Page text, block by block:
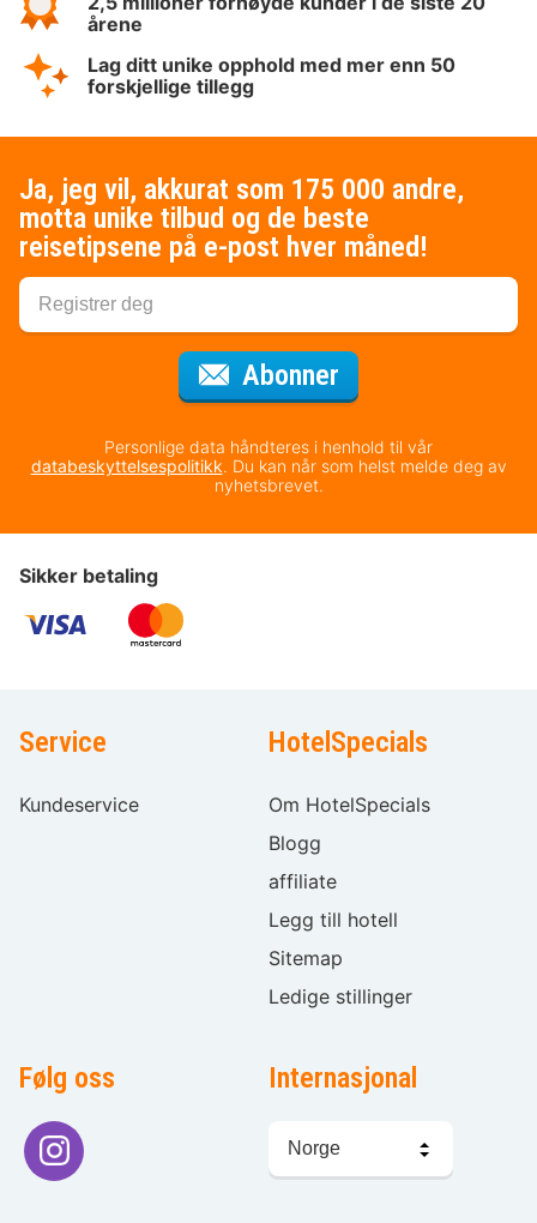
årene
Lag ditt unike opphold med mer enn 50
forskjellige tillegg
Ja, jeg vil, akkurat som 175 000 andre,
motta unike tilbud og de beste
reisetipsene på e-post hver måned!
Abonner
Personlige data håndteres i henhold til vår
databeskyttelsespolitikk. Du kan når som helst melde deg av
nyhetsbrevet.
Sikker betaling
Service
Kundeservice
HotelSpecials
Om HotelSpecials
Blogg
affiliate
Legg till hotell
Sitemap
Ledige stillinger
Følg oss Internasjonal